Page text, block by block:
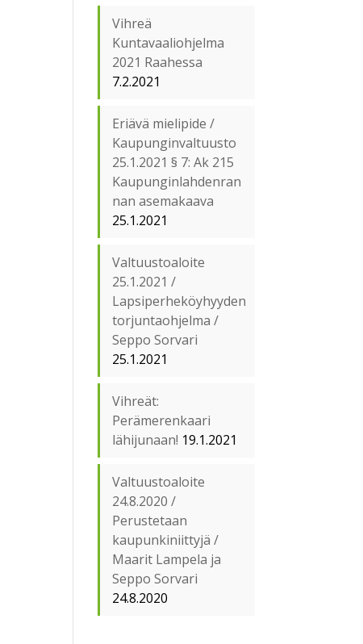
Vihreä
Kuntavaaliohjelma
2021 Raahessa
7.2.2021
Eriävä mielipide /
Kaupunginvaltuusto
25.1.2021 § 7: Ak 215
Kaupunginlahdenran
nan asemakaava
25.1.2021
Valtuustoaloite
25.1.2021 /
Lapsiperheköyhyyden
torjuntaohjelma /
Seppo Sorvari
25.1.2021
Vihreät:
Perämerenkaari
lähijunaan! 19.1.2021
Valtuustoaloite
24.8.2020 /
Perustetaan
kaupunkiniittyjä /
Maarit Lampela ja
Seppo Sorvari
24.8.2020